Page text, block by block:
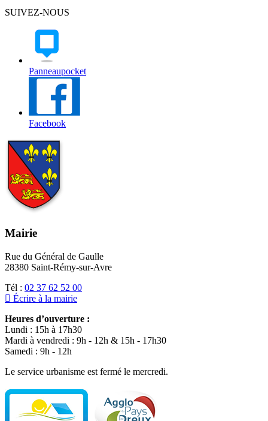
SUIVEZ-NOUS
Panneaupocket
Facebook
Mairie
Rue du Général de Gaulle
28380 Saint-Rémy-sur-Avre
Tél : 02 37 62 52 00
Écrire à la mairie
Heures d’ouverture :
Lundi : 15h à 17h30
Mardi à vendredi : 9h - 12h & 15h - 17h30
Samedi : 9h - 12h
Le service urbanisme est fermé le mercredi.